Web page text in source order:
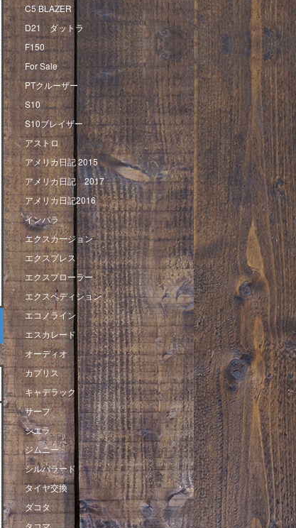
C5 BLAZER
D21 ダットラ
F150
For Sale
PTクルーザー
S10
S10ブレイザー
アストロ
アメリカ日記 2015
アメリカ日記 2017
アメリカ日記2016
インパラ
エクスカージョン
エクスプレス
エクスプローラー
エクスペディション
エコノライン
エスカレード
オーディオ
カプリス
キャデラック
サーフ
シエラ
ジムニー
シルバラード
タイヤ交換
ダコタ
タコマ